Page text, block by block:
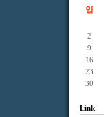
일
2
9
16
23
30
Link